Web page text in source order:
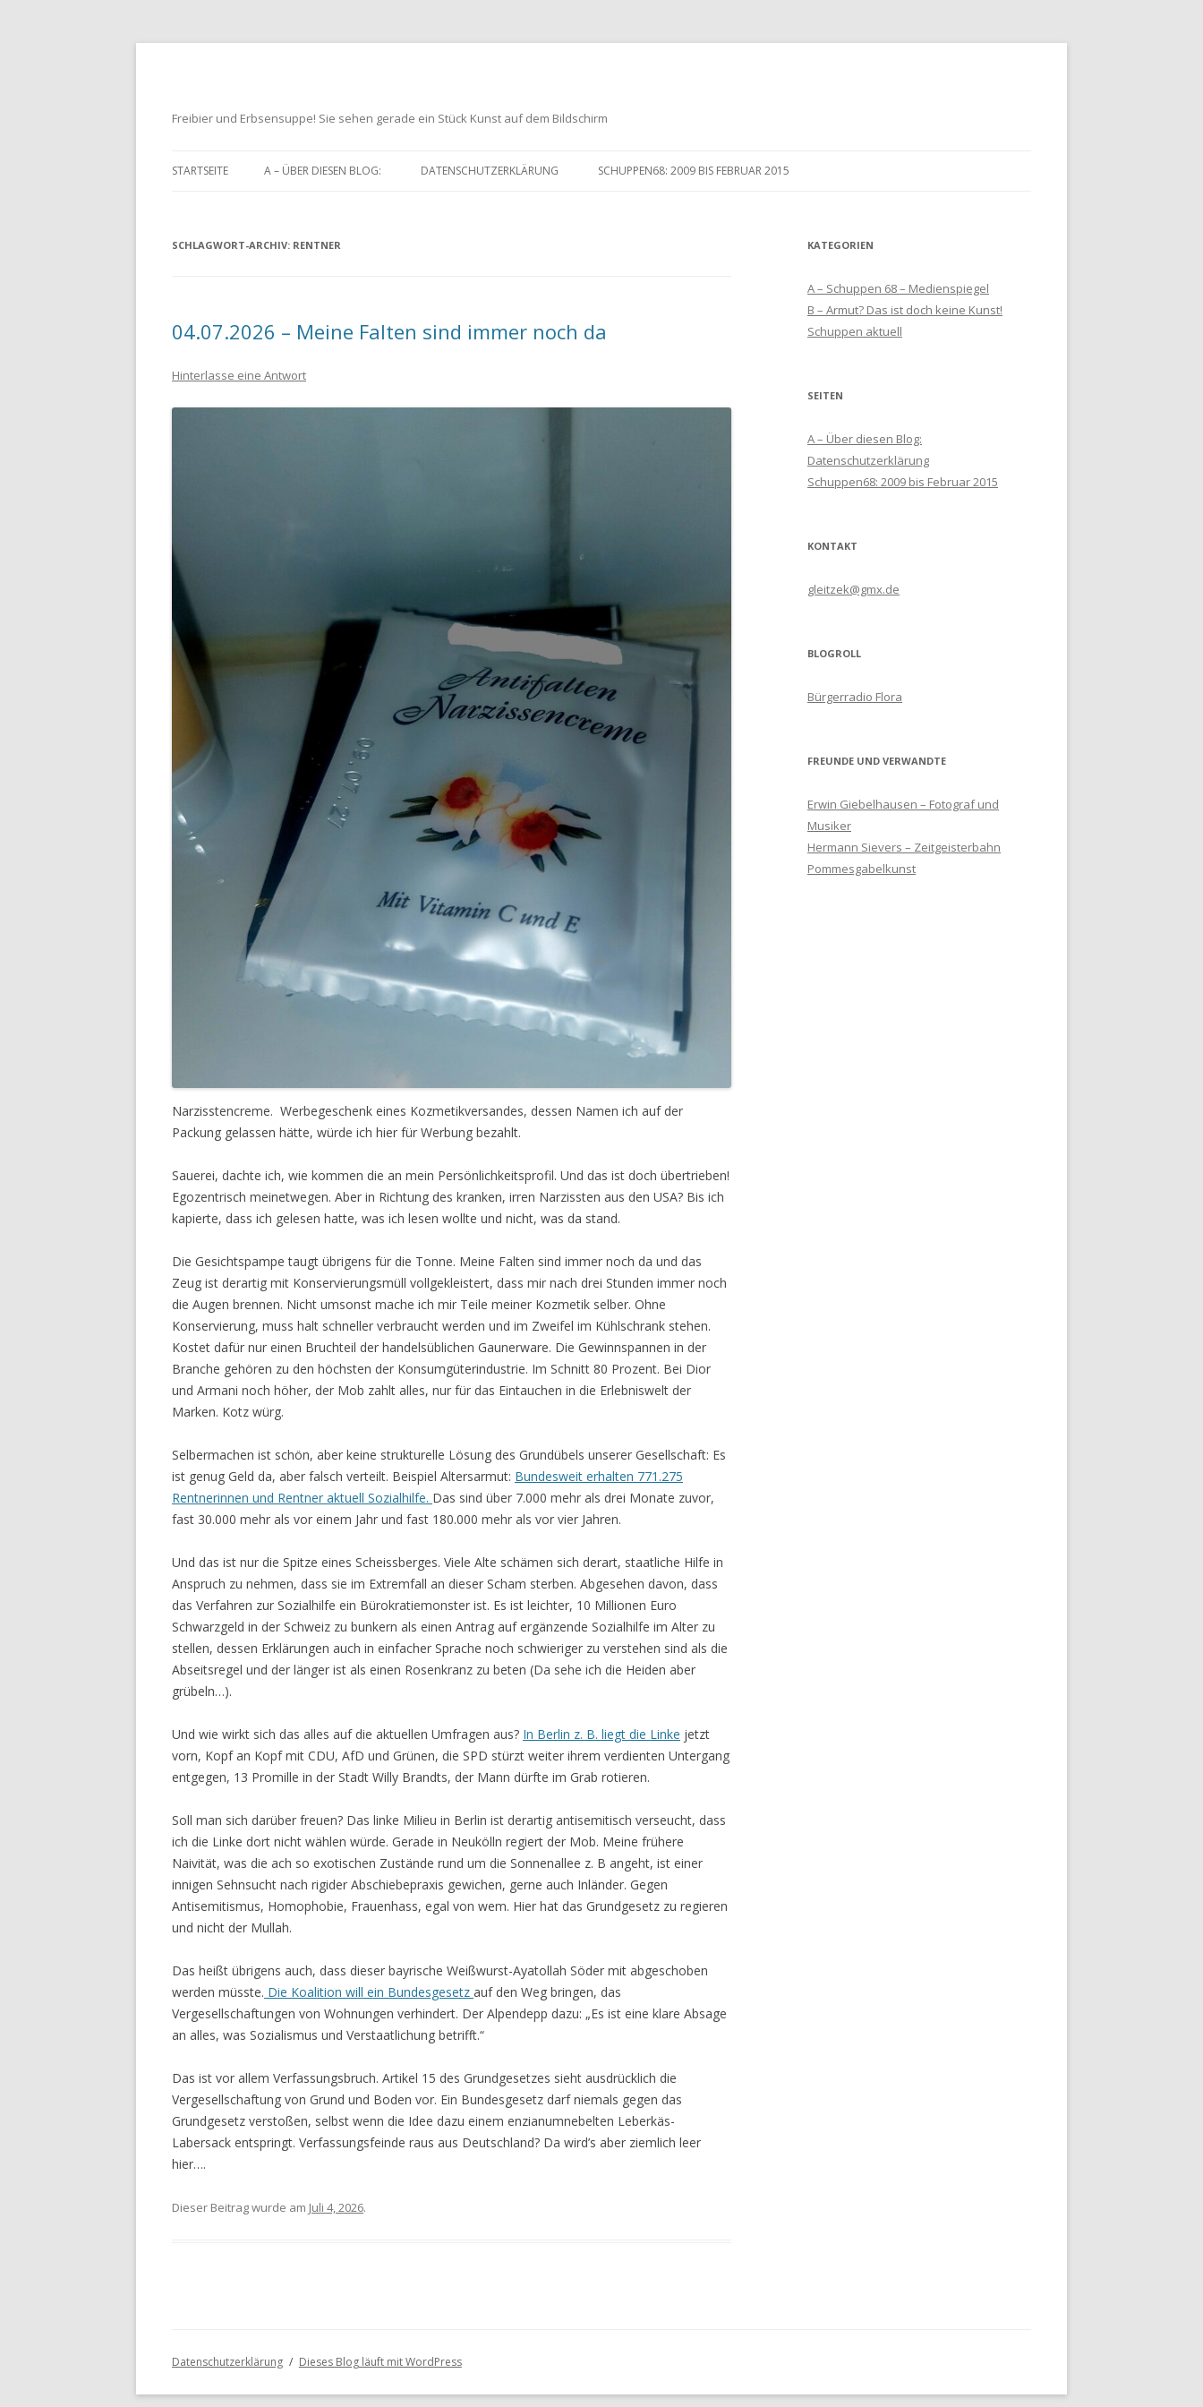
Freibier und Erbsensuppe! Sie sehen gerade ein Stück Kunst auf dem Bildschirm
Inhalt
STARTSEITE A – ÜBER DIESEN BLOG: DATENSCHUTZERKLÄRUNG SCHUPPEN68: 2009 BIS FEBRUAR 2015
SCHLAGWORT-ARCHIV: RENTNER
04.07.2026 – Meine Falten sind immer noch da
Hinterlasse eine Antwort
Narzisstencreme. Werbegeschenk eines Kozmetikversandes, dessen Namen ich auf der
Packung gelassen hätte, würde ich hier für Werbung bezahlt.
Sauerei, dachte ich, wie kommen die an mein Persönlichkeitsprofil. Und das ist doch übertrieben!
Egozentrisch meinetwegen. Aber in Richtung des kranken, irren Narzissten aus den USA? Bis ich
kapierte, dass ich gelesen hatte, was ich lesen wollte und nicht, was da stand.
Die Gesichtspampe taugt übrigens für die Tonne. Meine Falten sind immer noch da und das
Zeug ist derartig mit Konservierungsmüll vollgekleistert, dass mir nach drei Stunden immer noch
die Augen brennen. Nicht umsonst mache ich mir Teile meiner Kozmetik selber. Ohne
Konservierung, muss halt schneller verbraucht werden und im Zweifel im Kühlschrank stehen.
Kostet dafür nur einen Bruchteil der handelsüblichen Gaunerware. Die Gewinnspannen in der
Branche gehören zu den höchsten der Konsumgüterindustrie. Im Schnitt 80 Prozent. Bei Dior
und Armani noch höher, der Mob zahlt alles, nur für das Eintauchen in die Erlebniswelt der
Marken. Kotz würg.
Selbermachen ist schön, aber keine strukturelle Lösung des Grundübels unserer Gesellschaft: Es
ist genug Geld da, aber falsch verteilt. Beispiel Altersarmut: Bundesweit erhalten 771.275
Rentnerinnen und Rentner aktuell Sozialhilfe. Das sind über 7.000 mehr als drei Monate zuvor,
fast 30.000 mehr als vor einem Jahr und fast 180.000 mehr als vor vier Jahren.
Und das ist nur die Spitze eines Scheissberges. Viele Alte schämen sich derart, staatliche Hilfe in
Anspruch zu nehmen, dass sie im Extremfall an dieser Scham sterben. Abgesehen davon, dass
das Verfahren zur Sozialhilfe ein Bürokratiemonster ist. Es ist leichter, 10 Millionen Euro
Schwarzgeld in der Schweiz zu bunkern als einen Antrag auf ergänzende Sozialhilfe im Alter zu
stellen, dessen Erklärungen auch in einfacher Sprache noch schwieriger zu verstehen sind als die
Abseitsregel und der länger ist als einen Rosenkranz zu beten (Da sehe ich die Heiden aber
grübeln…).
Und wie wirkt sich das alles auf die aktuellen Umfragen aus? In Berlin z. B. liegt die Linke jetzt
vorn, Kopf an Kopf mit CDU, AfD und Grünen, die SPD stürzt weiter ihrem verdienten Untergang
entgegen, 13 Promille in der Stadt Willy Brandts, der Mann dürfte im Grab rotieren.
Soll man sich darüber freuen? Das linke Milieu in Berlin ist derartig antisemitisch verseucht, dass
ich die Linke dort nicht wählen würde. Gerade in Neukölln regiert der Mob. Meine frühere
Naivität, was die ach so exotischen Zustände rund um die Sonnenallee z. B angeht, ist einer
innigen Sehnsucht nach rigider Abschiebepraxis gewichen, gerne auch Inländer. Gegen
Antisemitismus, Homophobie, Frauenhass, egal von wem. Hier hat das Grundgesetz zu regieren
und nicht der Mullah.
Das heißt übrigens auch, dass dieser bayrische Weißwurst-Ayatollah Söder mit abgeschoben
werden müsste. Die Koalition will ein Bundesgesetz auf den Weg bringen, das
Vergesellschaftungen von Wohnungen verhindert. Der Alpendepp dazu: „Es ist eine klare Absage
an alles, was Sozialismus und Verstaatlichung betrifft.“
Das ist vor allem Verfassungsbruch. Artikel 15 des Grundgesetzes sieht ausdrücklich die
Vergesellschaftung von Grund und Boden vor. Ein Bundesgesetz darf niemals gegen das
Grundgesetz verstoßen, selbst wenn die Idee dazu einem enzianumnebelten Leberkäs-
Labersack entspringt. Verfassungsfeinde raus aus Deutschland? Da wird’s aber ziemlich leer
hier….
Dieser Beitrag wurde am Juli 4, 2026.
KATEGORIEN
A – Schuppen 68 – Medienspiegel
B – Armut? Das ist doch keine Kunst!
Schuppen aktuell
SEITEN
A – Über diesen Blog:
Datenschutzerklärung
Schuppen68: 2009 bis Februar 2015
KONTAKT
gleitzek@gmx.de
BLOGROLL
Bürgerradio Flora
FREUNDE UND VERWANDTE
Erwin Giebelhausen – Fotograf und
Musiker
Hermann Sievers – Zeitgeisterbahn
Pommesgabelkunst
Datenschutzerklärung Dieses Blog läuft mit WordPress